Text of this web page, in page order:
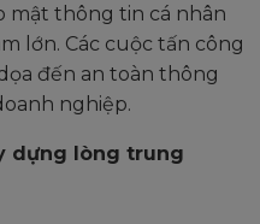
mật thông tin cá nhân
lớn. Các cuộc tấn công
đến an toàn thông
nghiệp.
dựng lòng trung